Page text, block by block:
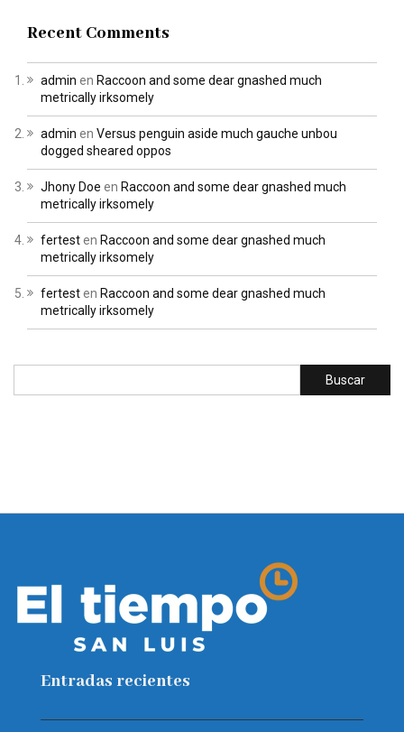
Recent Comments
admin en Raccoon and some dear gnashed much
metrically irksomely
admin en Versus penguin aside much gauche unbou
dogged sheared oppos
Jhony Doe en Raccoon and some dear gnashed much
metrically irksomely
fertesten Raccoon and some dear gnashed much
metrically irksomely
fertesten Raccoon and some dear gnashed much
metrically irksomely
Entradas recientes